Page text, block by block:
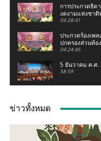
การประกวดธิด
งดงามแห่งชาติ
น่าน จ.น่าน
04:28:41
ประกวดร้องเพ
ปกครองส่วนท้อ
น่าน 2569
04:24:45
5 ธันวาคม ค.ศ.
58:59
02:07:05
เชอรี่ ส่งกำลัง
จ.น่าน #เชอรี่ #
04:11
ข่าวทั้งหมด